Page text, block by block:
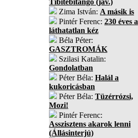
Tibitebitangó (jav.)
Zima István: A másik is
Pintér Ferenc: 230 éves a
láthatatlan kéz
Béla Péter:
GASZTROMÁK
Szilasi Katalin:
Gondolatban
Péter Béla: Halál a
kukoricásban
Péter Béla: Tüzérrózsi,
Mozi!
Pintér Ferenc:
Asszisztens akarok lenni
(Állásinterjú)